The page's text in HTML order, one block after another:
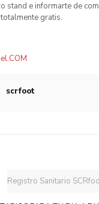
stand e informarte de
gratis.
scrfoot
Registro Sanitario